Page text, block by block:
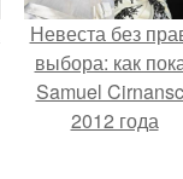
Невеста без
выбора: как
Samuel
2012 года